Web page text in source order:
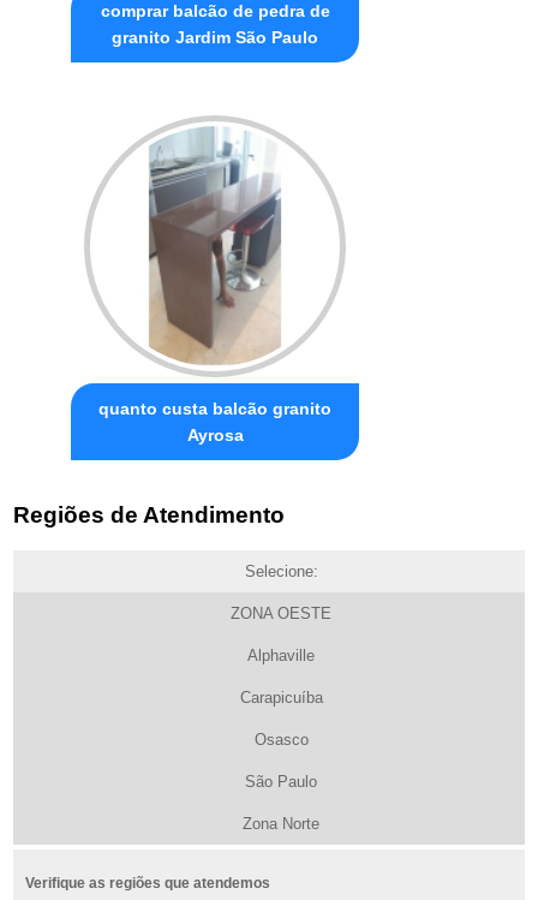
comprar balcão de pedra de
granito Jardim São Paulo
quanto custa balcão granito
Ayrosa
Regiões de Atendimento
Selecione:
ZONA OESTE
Alphaville
Carapicuíba
Osasco
São Paulo
Zona Norte
Verifique as regiões que atendemos